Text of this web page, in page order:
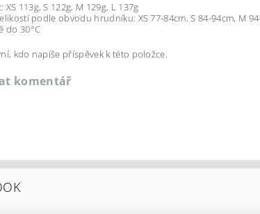
XS 113g, S 122g, M 129g, L 137g
podle obvodu hrudníku: XS 77-84cm, S 84-94cm, M
do 30°C
kdo napíše příspěvek k této položce.
komentář